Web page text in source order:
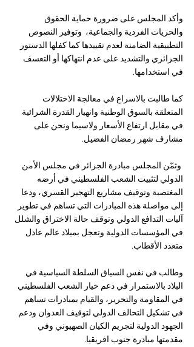
وأكد المجلس على ضرورة حماية الحقوق
والحريات الفردية والجماعية،  وتوفير النصوص
التطبيقية الضامنة لعدم تقييدها كما كفلها الدستور
الجزائري والتشديد على عدم انتهاكها أو التعسف
في استخدامها.
كما طالبت بالاسراع في معالجة الاختلالات
المتعلقة بالسوق الوطنية وانهيار القدرة الشرائية
في مقابل ارتفاع الأسعار ولاسيما ونحن على
مشارف شهر رمضان الفضيل.
وثمّن المجلس مبادرة الجزائر في مجلس الأمن
الدولي لتثبيت الشعب الفلسطيني في أرضه
المغتصبة وتوقيف مشاريع التهجير القسري، ودعا
إلى مواصلة هذه المبادرات التي تساهم في تطوير
آليات التدافع الدولي وتوقف حالة الاختراق والشلل
في المؤسسات الدولية وتعجل بميلاد عالم عادل
متعدد الأقطاب.
وطالب في نفس السياق السلطة السياسية في
البلاد بالاستمرار في دعم خيار الشعب الفلسطيني
في المقاومة والتحرير، والقيام بمبادرات تساهم
في تشكيل التحالف الدولي لتوقيف العدوان ودعم
الجهود الدولية لتجريم الكيان الصهيوني وفي
مقدمتها مبادرة جنوب افريقيا.